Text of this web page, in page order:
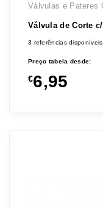
Válvulas e Pateres
Válvula de Corte
3 referências disponíveis
Preço tabela desde:
€6,95